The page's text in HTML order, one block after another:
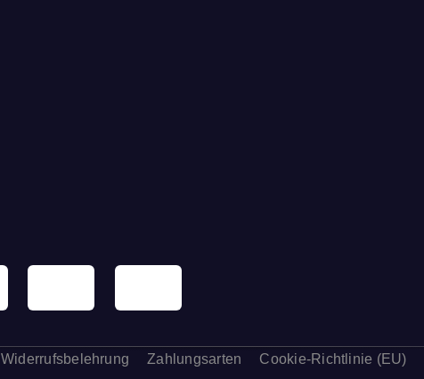
Widerrufsbelehrung Zahlungsarten Cookie-Richtlinie (EU)